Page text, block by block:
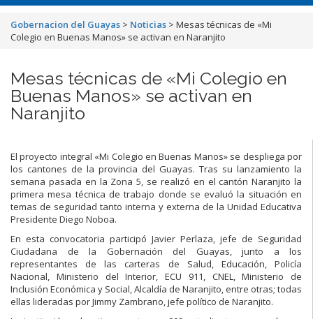
Gobernacion del Guayas > Noticias > Mesas técnicas de «Mi
Colegio en Buenas Manos» se activan en Naranjito
Mesas técnicas de «Mi Colegio en
Buenas Manos» se activan en
Naranjito
El proyecto integral «Mi Colegio en Buenas Manos» se despliega por
los cantones de la provincia del Guayas. Tras su lanzamiento la
semana pasada en la Zona 5, se realizó en el cantón Naranjito la
primera mesa técnica de trabajo donde se evaluó la situación en
temas de seguridad tanto interna y externa de la Unidad Educativa
Presidente Diego Noboa.
En esta convocatoria participó Javier Perlaza, jefe de Seguridad
Ciudadana de la Gobernación del Guayas, junto a los
representantes de las carteras de Salud, Educación, Policía
Nacional, Ministerio del Interior, ECU 911, CNEL, Ministerio de
Inclusión Económica y Social, Alcaldía de Naranjito, entre otras; todas
ellas lideradas por Jimmy Zambrano, jefe político de Naranjito.